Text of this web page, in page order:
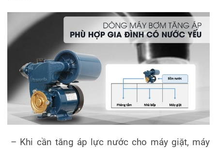
– Khi cần tăng áp lực nước cho máy giặt, máy